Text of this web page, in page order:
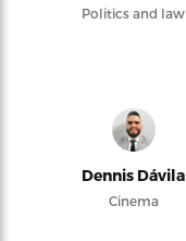
Politics and law
Dennis Dávila
Cinema